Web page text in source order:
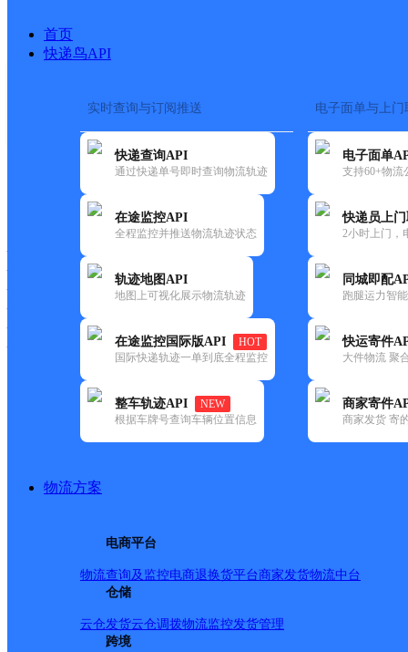
首页
快递鸟API
实时查询与订阅推送
快递查询API
通过快递单号即时查询物流轨迹
在途监控API
全程监控并推送物流轨迹状态
轨迹地图API
地图上可视化展示物流轨迹
在途监控国际版API
HOT
国际快递轨迹一单到底全程监控
整车轨迹API
NEW
根据车牌号查询车辆位置信息
电子面单与上门
电子面单
支持60+物流
快递员上
2小时上门，
同城即配
跑腿运力智
快运寄件
大件物流 聚
商家寄件
商家发货 寄
物流方案
电商平台
物流查询及监控电商退换货平台商家发货物流中台
仓储
云仓发货云仓调拨物流监控发货管理
跨境
快递大全 > 快递网点
快递大全 快运大全
城市：成都市 ✕ 地区：武侯区 ✕ 清空已选
速快递(25) 邮政国内(573)
武侯区,成都市,快递网点
成都市武侯区广福桥正